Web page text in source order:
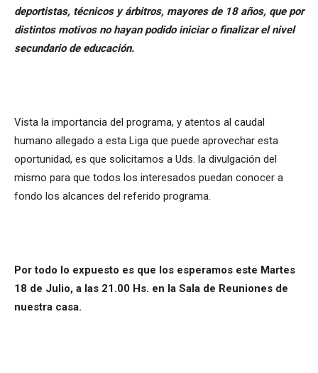
deportistas, técnicos y árbitros, mayores de 18 años, que por
distintos motivos no hayan podido iniciar o finalizar el nivel
secundario de educación.
Vista la importancia del programa, y atentos al caudal
humano allegado a esta Liga que puede aprovechar esta
oportunidad, es que solicitamos a Uds. la divulgación del
mismo para que todos los interesados puedan conocer a
fondo los alcances del referido programa.
Por todo lo expuesto es que los esperamos este Martes
18 de Julio, a las 21.00 Hs. en la Sala de Reuniones de
nuestra casa.